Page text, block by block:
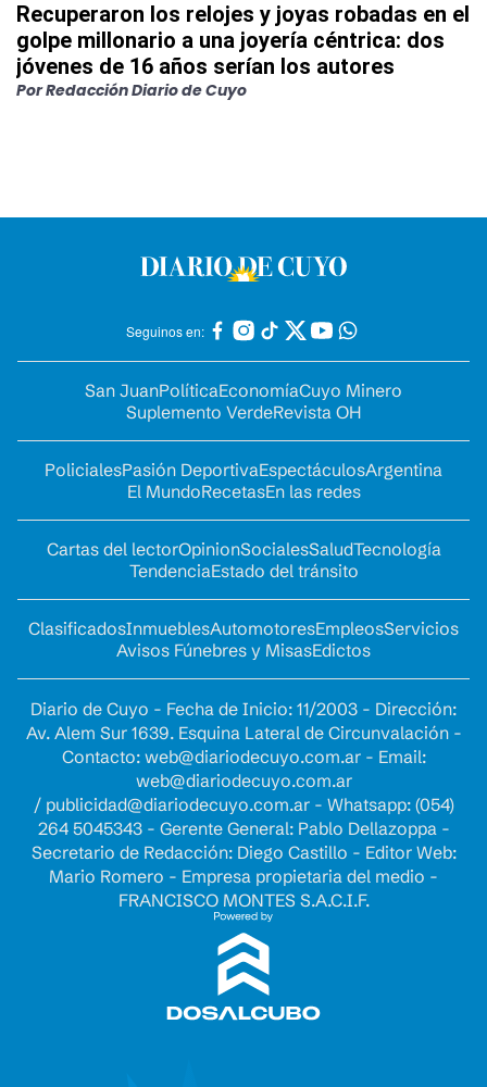
Recuperaron los relojes y joyas robadas en el
golpe millonario a una joyería céntrica: dos
jóvenes de 16 años serían los autores
PorRedacción Diario de Cuyo
Seguinos en:
San JuanPolíticaEconomíaCuyo Minero
Suplemento VerdeRevista OH
PolicialesPasión DeportivaEspectáculosArgentina
El MundoRecetasEn las redes
Cartas del lectorOpinionSocialesSaludTecnología
TendenciaEstado del tránsito
ClasificadosInmueblesAutomotoresEmpleosServicios
Avisos Fúnebres y MisasEdictos
Diario de Cuyo - Fecha de Inicio: 11/2003 - Dirección:
Av. Alem Sur 1639. Esquina Lateral de Circunvalación -
Contacto: web@diariodecuyo.com.ar- Email:
web@diariodecuyo.com.ar
/ publicidad@diariodecuyo.com.ar- Whatsapp: (054)
264 5045343 - Gerente General: Pablo Dellazoppa -
Secretario de Redacción: Diego Castillo - Editor Web:
Mario Romero - Empresa propietaria del medio -
FRANCISCO MONTES S.A.C.I.F.